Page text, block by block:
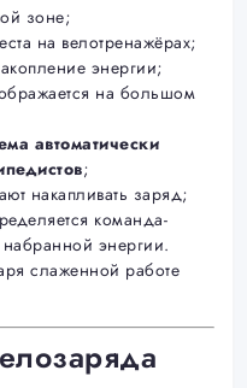
зоне;
на велотренажёрах;
энергии;
на большом
автоматически
;
накапливать заряд;
команда-
набранной энергии.
слаженной работе